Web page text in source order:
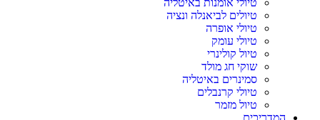
טיולי אומנות באיטליה
טיולים לביאנלה ונציה
טיולי אופרה
טיולי עומק
טיול קולינרי
שוקי חג מולד
סמינרים באיטליה
טיולי קרנבלים
טיול מזמר